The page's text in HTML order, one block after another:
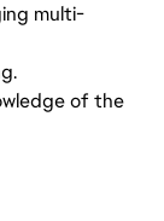
multi-
of the